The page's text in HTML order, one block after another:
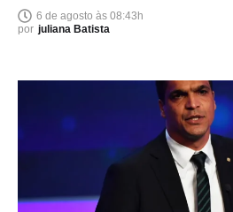
6 de agosto às 08:43h
por juliana Batista